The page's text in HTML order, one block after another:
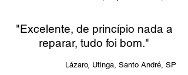
"Excelente, de princípio nada a
reparar, tudo foi bom."
Lázaro, Utinga, Santo André, SP